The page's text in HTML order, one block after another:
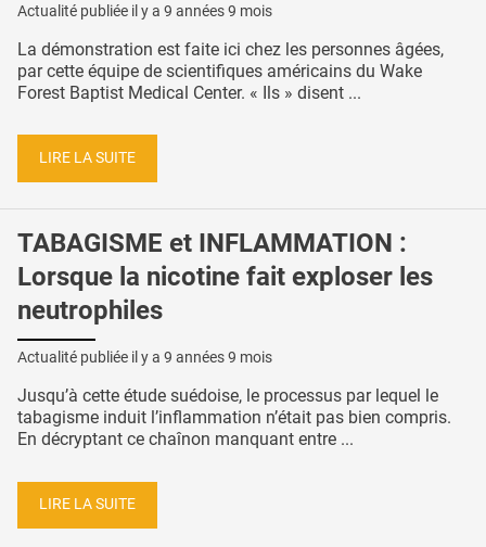
Actualité publiée il y a 9 années 9 mois
La démonstration est faite ici chez les personnes âgées,
par cette équipe de scientifiques américains du Wake
Forest Baptist Medical Center. « Ils » disent ...
LIRE LA SUITE
TABAGISME et INFLAMMATION :
Lorsque la nicotine fait exploser les
neutrophiles
Actualité publiée il y a 9 années 9 mois
Jusqu’à cette étude suédoise, le processus par lequel le
tabagisme induit l’inflammation n’était pas bien compris.
En décryptant ce chaînon manquant entre ...
LIRE LA SUITE